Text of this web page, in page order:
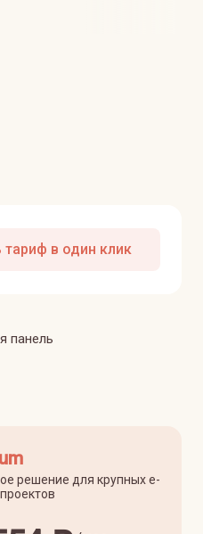
тариф в один клик
панель
решение для крупных e-